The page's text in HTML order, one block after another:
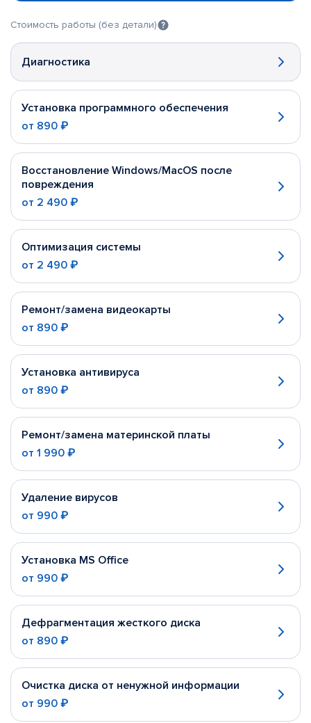
Стоимость работы (без детали)
Диагностика
Установка программного обеспечения
от 890 ₽
Восстановление Windows/MacOS после
повреждения
от 2 490 ₽
Оптимизация системы
от 2 490 ₽
Ремонт/замена видеокарты
от 890 ₽
Установка антивируса
от 890 ₽
Ремонт/замена материнской платы
от 1 990 ₽
Удаление вирусов
от 990 ₽
Установка MS Office
от 990 ₽
Дефрагментация жесткого диска
от 890 ₽
Очистка диска от ненужной информации
от 990 ₽